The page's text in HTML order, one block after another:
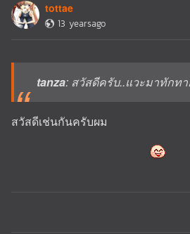
tottae
13 yearsago
tanza: สวัสดีครับ..แวะมาทักทา
สวัสดีเช่นกันครับผม